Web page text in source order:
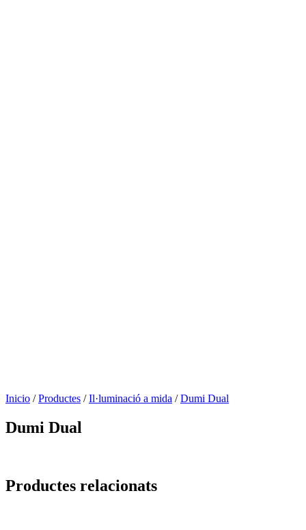
Inicio / Productes / Il·luminació a mida / Dumi Dual
Dumi Dual
Productes relacionats